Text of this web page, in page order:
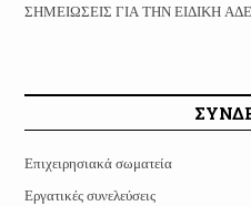
ΣΗΜΕΙΩΣΕΙΣ ΓΙΑ ΤΗΝ ΕΙΔΙΚΗ
Επιχειρησιακά σωματεία
Εργατικές συνελεύσεις